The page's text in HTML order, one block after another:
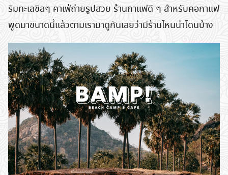
ริมทะเลชิลๆ คาเฟ่ถ่ายรูปสวย ร้านกาแฟดี ๆ สำหรับคอกาแฟ
พูดมาขนาดนี้แล้วตามเรามาดูกันเลยว่ามีร้านไหนน่าโดนบ้าง